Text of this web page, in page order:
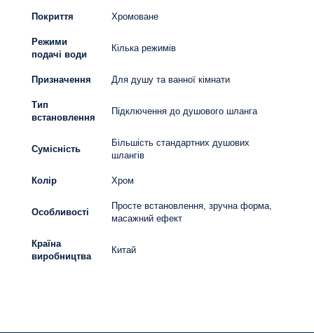
Покриття Хромоване
Режими
подачі води
Кілька режимів
Призначення Для душу та ванної кімнати
Тип
встановлення
Підключення до душового шланга
Сумісність
Більшість стандартних душових
шлангів
Колір Хром
Особливості
Просте встановлення, зручна форма,
масажний ефект
Країна
виробництва
Китай